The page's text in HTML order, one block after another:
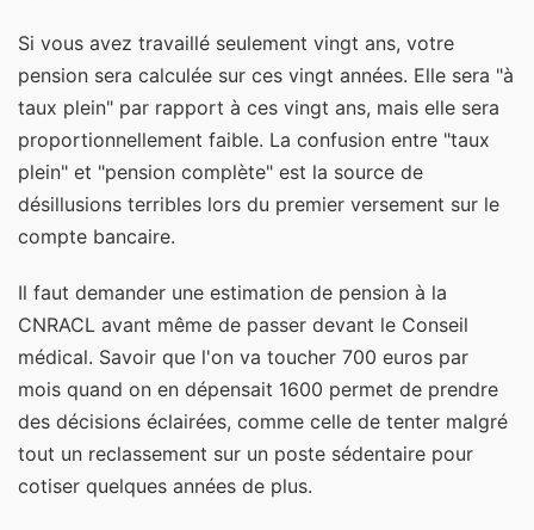
Si vous avez travaillé seulement vingt ans, votre
pension sera calculée sur ces vingt années. Elle sera "à
taux plein" par rapport à ces vingt ans, mais elle sera
proportionnellement faible. La confusion entre "taux
plein" et "pension complète" est la source de
désillusions terribles lors du premier versement sur le
compte bancaire.
Il faut demander une estimation de pension à la
CNRACL avant même de passer devant le Conseil
médical. Savoir que l'on va toucher 700 euros par
mois quand on en dépensait 1600 permet de prendre
des décisions éclairées, comme celle de tenter malgré
tout un reclassement sur un poste sédentaire pour
cotiser quelques années de plus.